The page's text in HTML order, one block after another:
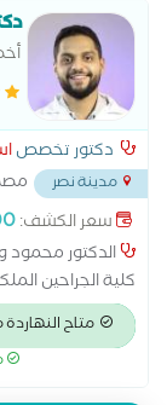
ابتسامة صحية
دكتور تخصص
مدينة نصر
سعر الكشف:
الدكتور محمود
كلية الجراحين
تقديم حلول
الفكين بأسلوب
أحدث أجهزة
متاح النهاردة من